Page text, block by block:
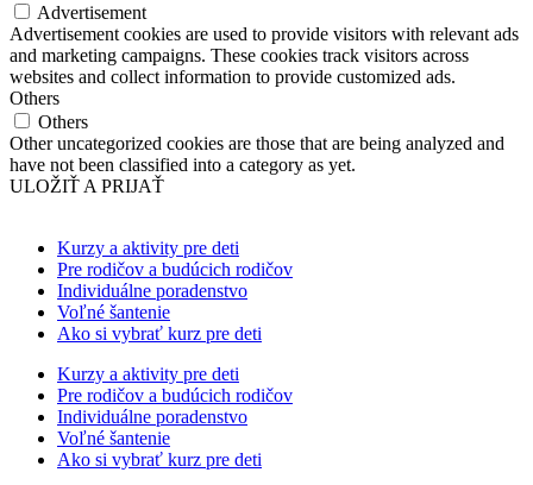
Advertisement
Advertisement cookies are used to provide visitors with relevant ads
and marketing campaigns. These cookies track visitors across
websites and collect information to provide customized ads.
Others
Others
Other uncategorized cookies are those that are being analyzed and
have not been classified into a category as yet.
ULOŽIŤ A PRIJAŤ
Kurzy a aktivity pre deti
Pre rodičov a budúcich rodičov
Individuálne poradenstvo
Voľné šantenie
Ako si vybrať kurz pre deti
Kurzy a aktivity pre deti
Pre rodičov a budúcich rodičov
Individuálne poradenstvo
Voľné šantenie
Ako si vybrať kurz pre deti